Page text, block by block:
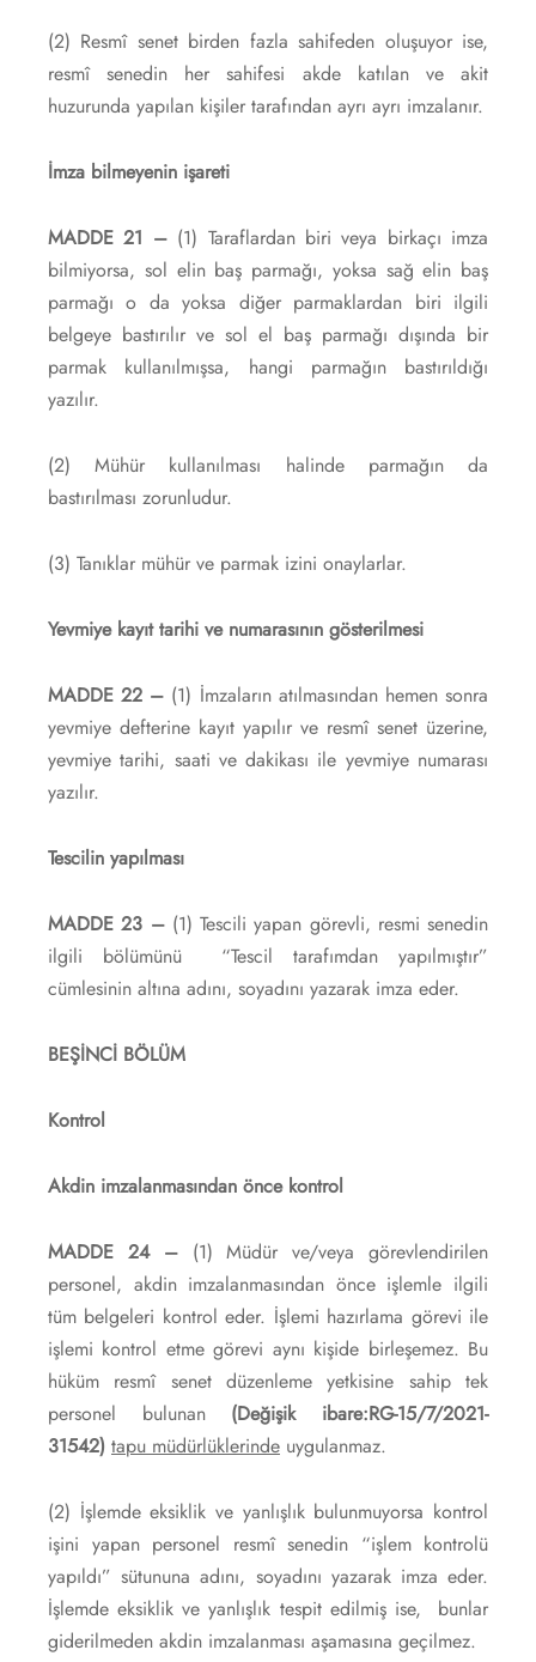
(2) Resmî senet birden fazla sahifeden oluşuyor ise,
resmî senedin her sahifesi akde katılan ve akit
huzurunda yapılan kişiler tarafından ayrı ayrı imzalanır.
İmza bilmeyenin işareti
MADDE 21 –(1) Taraflardan biri veya birkaçı imza
bilmiyorsa, sol elin baş parmağı, yoksa sağ elin baş
parmağı o da yoksa diğer parmaklardan biri ilgili
belgeye bastırılır ve sol el baş parmağı dışında bir
parmak kullanılmışsa, hangi parmağın bastırıldığı
yazılır.
(2) Mühür kullanılması halinde parmağın da
bastırılması zorunludur.
(3) Tanıklar mühür ve parmak izini onaylarlar.
Yevmiye kayıt tarihi ve numarasının gösterilmesi
MADDE 22 – (1) İmzaların atılmasından hemen sonra
yevmiye defterine kayıt yapılır ve resmî senet üzerine,
yevmiye tarihi, saati ve dakikası ile yevmiye numarası
yazılır.
Tescilin yapılması
MADDE 23 –(1) Tescili yapan görevli, resmi senedin
ilgili bölümünü “Tescil tarafımdan yapılmıştır”
cümlesinin altına adını, soyadını yazarak imza eder.
BEŞİNCİ BÖLÜM
Kontrol
Akdin imzalanmasından önce kontrol
MADDE 24 –(1) Müdür ve/veya görevlendirilen
personel, akdin imzalanmasından önce işlemle ilgili
tüm belgeleri kontrol eder. İşlemi hazırlama görevi ile
işlemi kontrol etme görevi aynı kişide birleşemez. Bu
hüküm resmî senet düzenleme yetkisine sahip tek
personel bulunan (Değişik ibare:RG-15/7/2021-
31542) tapu müdürlüklerinde uygulanmaz.
(2) İşlemde eksiklik ve yanlışlık bulunmuyorsa kontrol
işini yapan personel resmî senedin “işlem kontrolü
yapıldı” sütununa adını, soyadını yazarak imza eder.
İşlemde eksiklik ve yanlışlık tespit edilmiş ise, bunlar
giderilmeden akdin imzalanması aşamasına geçilmez.